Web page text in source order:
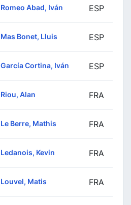
Romeo Abad, Iván ESP
Mas Bonet, Lluis ESP
García Cortina, Iván ESP
Riou, Alan FRA
Le Berre, Mathis FRA
Ledanois, Kevin FRA
Louvel, Matis FRA